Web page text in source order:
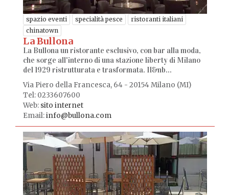
spazio eventi specialità pesce
ristoranti italiani
chinatown
La Bullona
La Bullona un ristorante esclusivo, con bar alla moda,
che sorge all'interno di una stazione liberty di Milano
del 1929 ristrutturata e trasformata. Il&nb...
Via Piero della Francesca, 64 - 20154 Milano (MI)
Tel: 0233607600
Web: sito internet
Email:info@bullona.com